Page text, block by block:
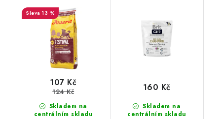
13 %
Skladem na
centrálním skladu
107 Kč
124 Kč
Skladem na
centrálním skladu
160 Kč